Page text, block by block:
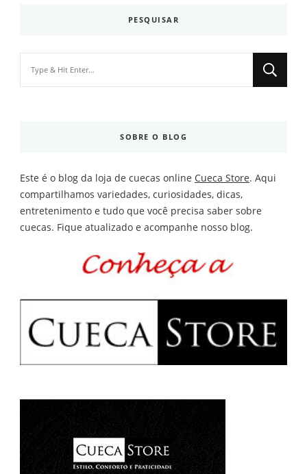
PESQUISAR
SOBRE O BLOG
Este é o blog da loja de cuecas online Cueca Store. Aqui
compartilhamos variedades, curiosidades, dicas,
entretenimento e tudo que você precisa saber sobre
cuecas. Fique atualizado e acompanhe nosso blog.